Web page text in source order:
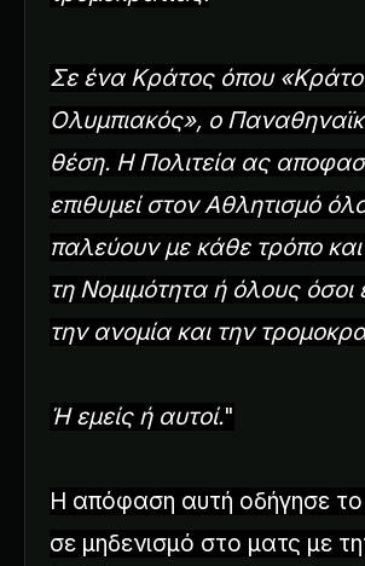
Σε ένα Κράτος όπου
Ολυμπιακός», ο
θέση. Η Πολιτεία ας
επιθυμεί στον Αθλητισμό
παλεύουν με κάθε τρόπο
τη Νομιμότητα ή όλους όσοι
την ανομία και την
Ή εμείς ή αυτοί."
Η απόφαση αυτή οδήγησε το
σε μηδενισμό στο ματς με